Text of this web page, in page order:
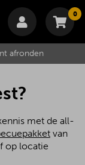
0
leeg.
€
Bestellen
afronden
met de all-
van
op locatie